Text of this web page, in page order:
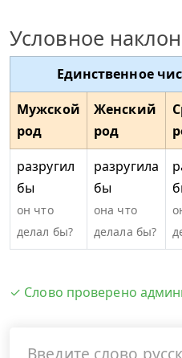
Условное
Единственное
Мужской
род
Женский
род
разругил
бы
он что
делал бы?
разругила
бы
она что
делала бы?
✓ Слово проверено